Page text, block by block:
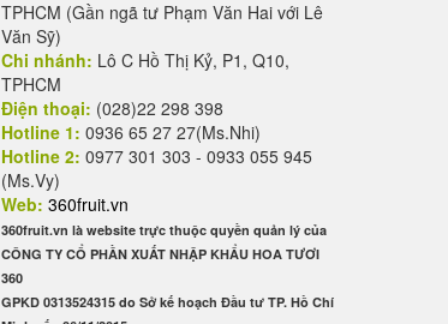
TPHCM (Gần ngã tư Phạm Văn Hai với Lê
Văn Sỹ)
Chi nhánh: Lô C Hồ Thị Kỷ, P1, Q10,
TPHCM
Điện thoại: (028)22 298 398
Hotline 1: 0936 65 27 27(Ms.Nhi)
Hotline 2: 0977 301 303 - 0933 055 945
(Ms.Vy)
Web: 360fruit.vn
360fruit.vn là website trực thuộc quyền quản lý của
CÔNG TY CỔ PHẦN XUẤT NHẬP KHẨU HOA TƯƠI
360
GPKD 0313524315 do Sở kế hoạch Đầu tư TP. Hồ Chí